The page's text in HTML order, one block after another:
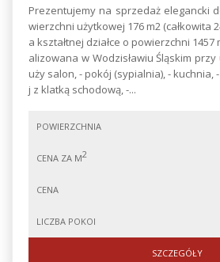
Prezentujemy na sprzedaż elegancki
wierzchni użytkowej 176 m2 (całkowita
a kształtnej działce o powierzchni
alizowana w Wodzisławiu Śląskim
uży salon, - pokój (sypialnia), - kuchnia,
j z klatką schodową, -...
POWIERZCHNIA
CENA ZA M2
CENA
LICZBA POKOI
SZCZEGÓŁY